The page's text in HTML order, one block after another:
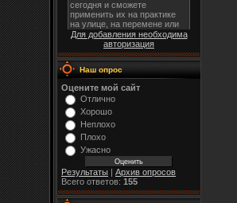
Для добавления необходима
авторизация
Наш опрос
Оцените мой сайт
Отлично
Хорошо
Неплохо
Плохо
Ужасно
Результаты
Архив опросов
Всего ответов: 155